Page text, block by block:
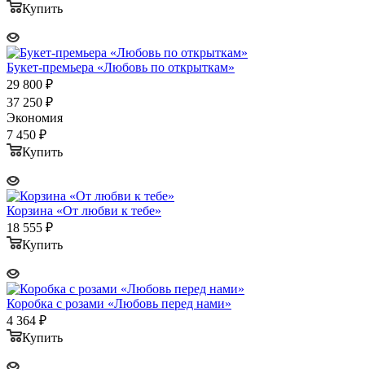
Купить
Букет-премьера «Любовь по открыткам»
29 800 ₽
37 250 ₽
Экономия
7 450 ₽
Купить
Корзина «От любви к тебе»
18 555 ₽
Купить
Коробка с розами «Любовь перед нами»
4 364 ₽
Купить